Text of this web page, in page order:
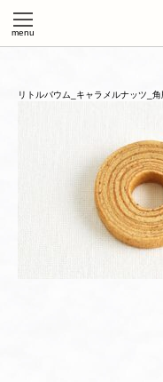
リトルバウム_キャラメルナッツ_角